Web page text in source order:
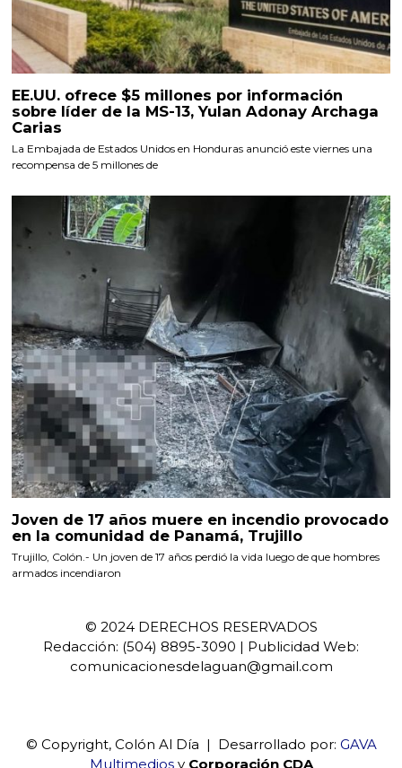
EE.UU. ofrece $5 millones por información
sobre líder de la MS-13, Yulan Adonay Archaga
Carias
La Embajada de Estados Unidos en Honduras anunció este viernes una
recompensa de 5 millones de
Joven de 17 años muere en incendio provocado
en la comunidad de Panamá, Trujillo
Trujillo, Colón.- Un joven de 17 años perdió la vida luego de que hombres
armados incendiaron
© 2024 DERECHOS RESERVADOS
Redacción: (504) 8895-3090 | Publicidad Web:
comunicacionesdelaguan@gmail.com
© Copyright, Colón Al Día | Desarrollado por: GAVA
Multimediosy Corporación CDA